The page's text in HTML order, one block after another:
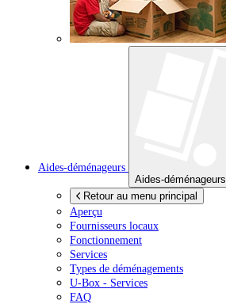
Aides-déménageurs
Aides-déménageurs
Retour au menu principal
Aperçu
Fournisseurs locaux
Fonctionnement
Services
Types de déménagements
U-Box - Services
FAQ